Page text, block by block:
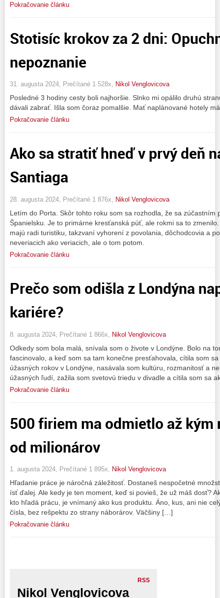
Pokračovanie článku
Stotisíc krokov za 2 dni:
nepoznanie
31. augusta 2024, Prečítané 1 528x, Nikol Venglovicova
Posledné 3 hodiny cesty boli najhoršie. Slnko mi opálilo druhú
dávali zabrať. Išla som čoraz pomalšie. Mať naplánované hotely
Pokračovanie článku
Ako sa stratiť hneď v prvý deň
Santiaga
28. augusta 2024, Prečítané 1 876x, Nikol Venglovicova
Letím do Porta. Skôr tohto roku som sa rozhodla, že sa zúčastním
Španielsku. Je to primárne kresťanská púť, ale rokmi sa to
majú radi turistiku, takzvaní vyhorení z povolania, dôchodcovia a
neveriacich ako veriacich, ale o tom potom.
Pokračovanie článku
Prečo som odišla z Londýna
kariére?
8. augusta 2024, Prečítané 1 866x, Nikol Venglovicova
Odkedy som bola malá, snívala som o živote v Londýne. Bolo na
fascinovalo, a keď som sa tam konečne presťahovala, cítila som
úžasných rokov v Londýne, nasávala som kultúru, rozmanitosť a
úžasných ľudí, zažila som svetovú triedu v divadle a cítila som sa
Pokračovanie článku
500 firiem ma odmietlo až
od milionárov
1. augusta 2024, Prečítané 1 895x, Nikol Venglovicova
Hľadanie práce je náročná záležitosť. Dostaneš nespočetné
ísť ďalej. Ale kedy je ten moment, keď si povieš, že už máš dosť?
kto hľadá prácu, je vnímaný ako kus produktu. Áno, kus, ani nie
čísla, bez rešpektu zo strany náborárov. Väčšiny […]
Pokračovanie článku
RSS
Nikol Venglovicova